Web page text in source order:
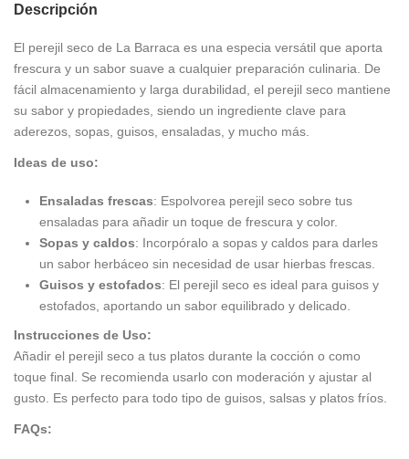
Descripción
El perejil seco de La Barraca es una especia versátil que aporta
frescura y un sabor suave a cualquier preparación culinaria. De
fácil almacenamiento y larga durabilidad, el perejil seco mantiene
su sabor y propiedades, siendo un ingrediente clave para
aderezos, sopas, guisos, ensaladas, y mucho más.
Ideas de uso:
Ensaladas frescas: Espolvorea perejil seco sobre tus
ensaladas para añadir un toque de frescura y color.
Sopas y caldos: Incorpóralo a sopas y caldos para darles
un sabor herbáceo sin necesidad de usar hierbas frescas.
Guisos y estofados: El perejil seco es ideal para guisos y
estofados, aportando un sabor equilibrado y delicado.
Instrucciones de Uso:
Añadir el perejil seco a tus platos durante la cocción o como
toque final. Se recomienda usarlo con moderación y ajustar al
gusto. Es perfecto para todo tipo de guisos, salsas y platos fríos.
FAQs: